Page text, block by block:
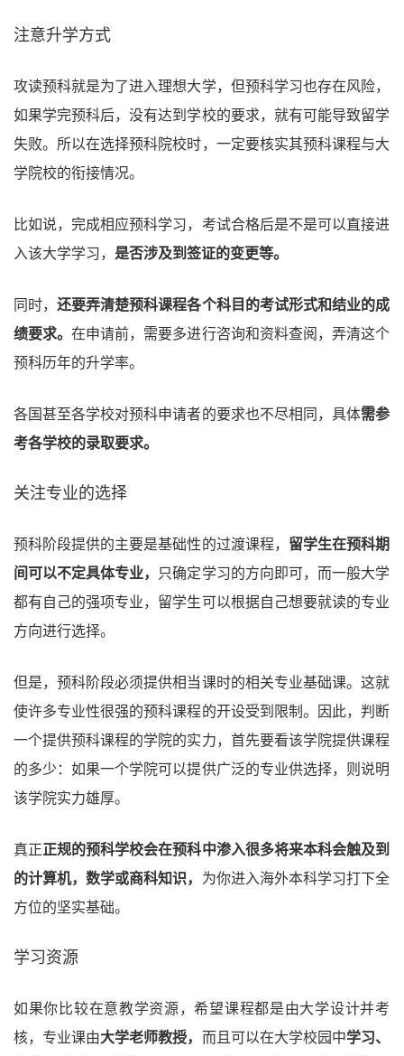
注意升学方式
攻读预科就是为了进入理想大学，但预科学习也存在风险，
如果学完预科后，没有达到学校的要求，就有可能导致留学
失败。所以在选择预科院校时，一定要核实其预科课程与大
学院校的衔接情况。
比如说，完成相应预科学习，考试合格后是不是可以直接进
入该大学学习， 是否涉及到签证的变更等。
同时，还要弄清楚预科课程各个科目的考试形式和结业的成
绩要求。在申请前，需要多进行咨询和资料查阅，弄清这个
预科历年的升学率。
各国甚至各学校对预科申请者的要求也不尽相同，具体需参
考各学校的录取要求。
关注专业的选择
预科阶段提供的主要是基础性的过渡课程， 留学生在预科期
间可以不定具体专业， 只确定学习的方向即可，而一般大学
都有自己的强项专业，留学生可以根据自己想要就读的专业
方向进行选择。
但是，预科阶段必须提供相当课时的相关专业基础课。这就
使许多专业性很强的预科课程的开设受到限制。因此，判断
一个提供预科课程的学院的实力，首先要看该学院提供课程
的多少：如果一个学院可以提供广泛的专业供选择，则说明
该学院实力雄厚。
真正正规的预科学校会在预科中渗入很多将来本科会触及到
的计算机，数学或商科知识， 为你进入海外本科学习打下全
方位的坚实基础。
学习资源
如果你比较在意教学资源，希望课程都是由大学设计并考
核，专业课由大学老师教授， 而且可以在大学校园中学习、